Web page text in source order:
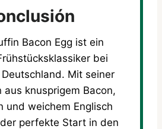
Bacon Egg ist ein
bei
Deutschland. Mit seiner
aus knusprigem Bacon,
und weichem Englisch
perfekte Start in den